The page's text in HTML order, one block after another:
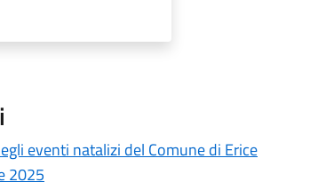
eventi natalizi del Comune di Erice
2025